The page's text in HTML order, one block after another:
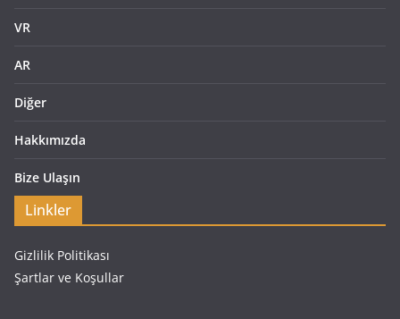
VR
AR
Diğer
Hakkımızda
Bize Ulaşın
Linkler
Gizlilik Politikası
Şartlar ve Koşullar